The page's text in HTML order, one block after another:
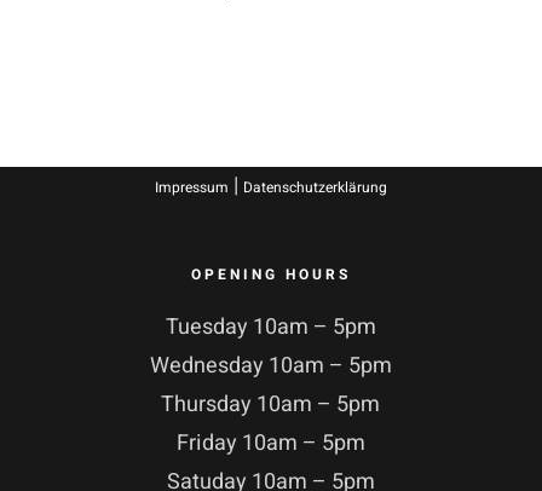
Impressum | Datenschutzerklärung
OPENING HOURS
Tuesday 10am – 5pm
Wednesday 10am – 5pm
Thursday 10am – 5pm
Friday 10am – 5pm
Satuday 10am – 5pm